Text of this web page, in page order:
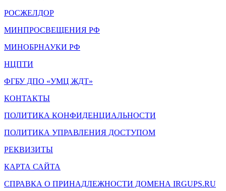
РОСЖЕЛДОР
МИНПРОСВЕЩЕНИЯ РФ
МИНОБРНАУКИ РФ
НЦПТИ
ФГБУ ДПО «УМЦ ЖДТ»
КОНТАКТЫ
ПОЛИТИКА КОНФИДЕНЦИАЛЬНОСТИ
ПОЛИТИКА УПРАВЛЕНИЯ ДОСТУПОМ
РЕКВИЗИТЫ
КАРТА САЙТА
СПРАВКА О ПРИНАДЛЕЖНОСТИ ДОМЕНА IRGUPS.RU